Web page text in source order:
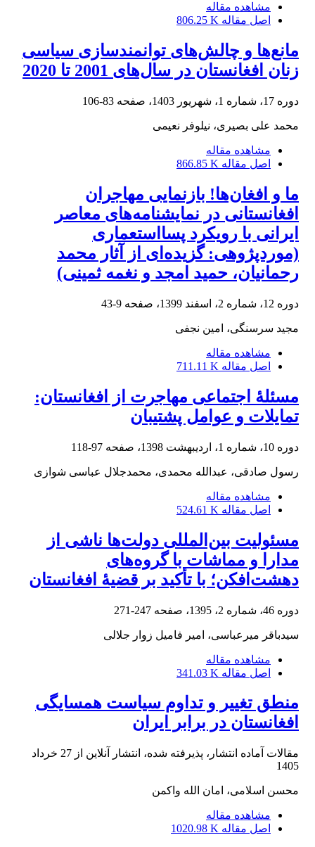
مشاهده مقاله
اصل مقاله 806.25 K
مانع‌ها و چالش‌های توانمندسازی سیاسی
زنان افغانستان در سال‌های 2001 تا 2020
دوره 17، شماره 1، شهریور 1403، صفحه 83-106
محمد علی بصیری، نیلوفر نعیمی
مشاهده مقاله
اصل مقاله 866.85 K
ما و افغان‌ها! بازنمایی مهاجران
افغانستانی در نمایشنامه‌های معاصر
ایرانی با رویکرد پسااستعماری
(‌مورد‌پژوهی: گزیده‌ای از آثار محمد
رحمانیان، حمید امجد و نغمه ثمینی)
دوره 12، شماره 2، اسفند 1399، صفحه 9-43
مجید سرسنگی، امین نجفی
مشاهده مقاله
اصل مقاله 711.11 K
مسئلۀ اجتماعی مهاجرت از افغانستان:
تمایلات و عوامل پشتیبان
دوره 10، شماره 1، اردیبهشت 1398، صفحه 97-118
رسول صادقی، عبدالله محمدی، محمدجلال عباسی شوازی
مشاهده مقاله
اصل مقاله 524.61 K
مسئولیت بین‌المللی دولت‌ها ناشی از
مدارا و مماشات با گروه‌های
دهشت‌افکن؛ با تأکید بر قضیۀ افغانستان
دوره 46، شماره 2، 1395، صفحه 247-271
سیدباقر میرعباسی، امیر فامیل زوار جلالی
مشاهده مقاله
اصل مقاله 341.03 K
منطق تغییر و تداوم سیاست همسایگی
افغانستان در برابر ایران
مقالات آماده انتشار، پذیرفته شده، انتشار آنلاین از
27 خرداد
1405
محسن اسلامی، امان الله واکمن
مشاهده مقاله
اصل مقاله 1020.98 K